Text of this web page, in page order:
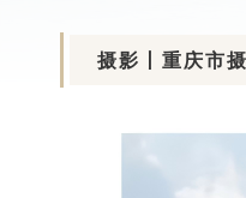
摄影丨重庆市